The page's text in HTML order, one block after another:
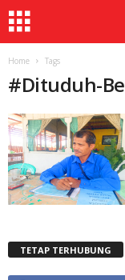
Home Tags
#Dituduh-
TETAP TERHUBUNG